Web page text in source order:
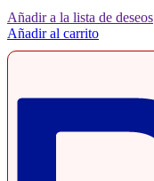
Añadir a la lista de deseos
Añadir al carrito